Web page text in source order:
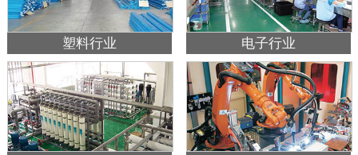
塑料行业 电子行业